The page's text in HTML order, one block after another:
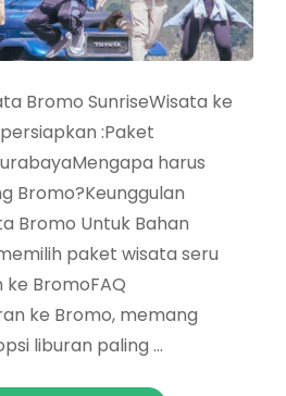
Bromo SunriseWisata ke
:Paket
harus
Bromo?Keunggulan
Bromo Untuk Bahan
paket wisata seru
BromoFAQ
ke Bromo, memang
liburan paling …